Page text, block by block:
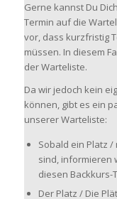
Gerne kannst Du
Termin auf die
vor, dass kurzfristig
müssen. In diesem
der Warteliste.
Da wir jedoch kein
können, gibt es ein
unserer Warteliste:
Sobald ein Platz
sind, informieren
diesen Backkurs-
Der Platz / Die